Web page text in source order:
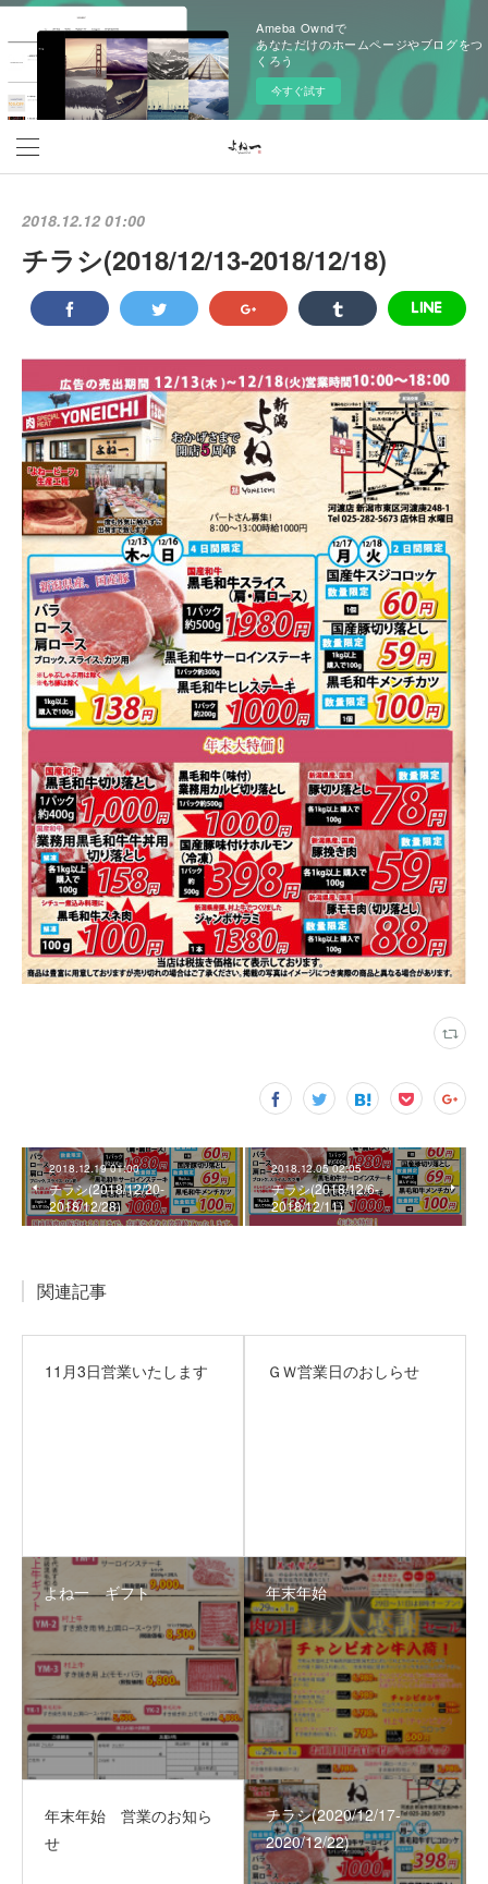
Ameba Owndで
あなただけのホームページやブログをつ
くろう
今すぐ試す
2018.12.12 01:00
チラシ(2018/12/13‐2018/12/18)
2018.12.19 01:00
チラシ(2018/12/20‐
2018/12/28)
2018.12.05 02:05
チラシ(2018/12/6‐
2018/12/11)
関連記事
11月3日営業いたします ＧＷ営業日のおしらせ
よね一 ギフト 年末年始
年末年始 営業のお知ら
せ
チラシ(2020/12/17‐
2020/12/22)